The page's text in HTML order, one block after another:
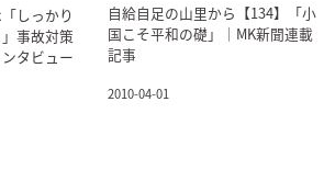
しっかり
事故対策
タビュー
自給自足の山里から【134】「小
国こそ平和の礎」｜MK新聞連載
記事
2010-04-01